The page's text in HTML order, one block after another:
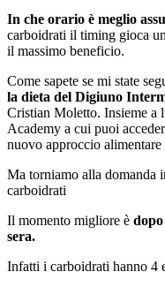
In che orario è meglio
carboidrati il timing gioca
il massimo beneficio.
Come sapete se mi state
la dieta del Digiuno
Cristian Moletto. Insieme a
Academy a cui puoi
nuovo approccio alimentare
Ma torniamo alla domanda
carboidrati
Il momento migliore è
sera.
Infatti i carboidrati hanno 4